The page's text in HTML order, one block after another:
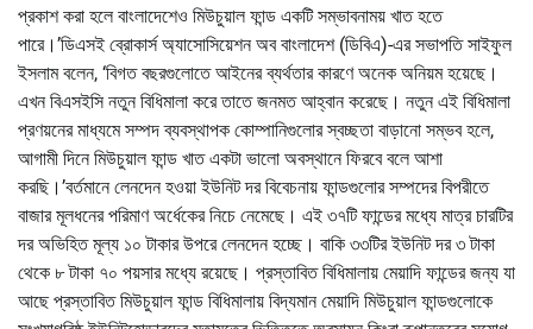
প্রকাশ করা হলে বাংলাদেশেও মিউচুয়াল ফান্ড একটি সম্ভাবনাময় খাত হতে
পারে।’ডিএসই ব্রোকার্স অ্যাসোসিয়েশন অব বাংলাদেশ (ডিবিএ)-এর সভাপতি সাইফুল
ইসলাম বলেন, ‘বিগত বছরগুলোতে আইনের ব্যর্থতার কারণে অনেক অনিয়ম হয়েছে।
এখন বিএসইসি নতুন বিধিমালা করে তাতে জনমত আহ্বান করেছে। নতুন এই বিধিমালা
প্রণয়নের মাধ্যমে সম্পদ ব্যবস্থাপক কোম্পানিগুলোর স্বচ্ছতা বাড়ানো সম্ভব হলে,
আগামী দিনে মিউচুয়াল ফান্ড খাত একটা ভালো অবস্থানে ফিরবে বলে আশা
করছি।’বর্তমানে লেনদেন হওয়া ইউনিট দর বিবেচনায় ফান্ডগুলোর সম্পদের বিপরীতে
বাজার মূলধনের পরিমাণ অর্ধেকের নিচে নেমেছে। এই ৩৭টি ফান্ডের মধ্যে মাত্র চারটির
দর অভিহিত মূল্য ১০ টাকার উপরে লেনদেন হচ্ছে। বাকি ৩৩টির ইউনিট দর ৩ টাকা
থেকে ৮ টাকা ৭০ পয়সার মধ্যে রয়েছে। প্রস্তাবিত বিধিমালায় মেয়াদি ফান্ডের জন্য যা
আছে প্রস্তাবিত মিউচুয়াল ফান্ড বিধিমালায় বিদ্যমান মেয়াদি মিউচুয়াল ফান্ডগুলোকে